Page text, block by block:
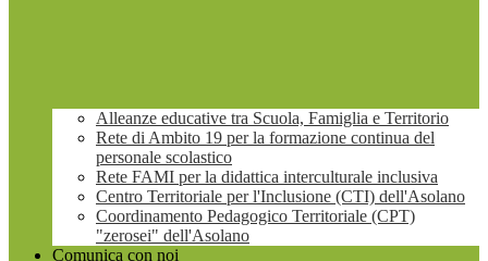
Alleanze educative tra Scuola, Famiglia e Territorio
Rete di Ambito 19 per la formazione continua del
personale scolastico
Rete FAMI per la didattica interculturale inclusiva
Centro Territoriale per l'Inclusione (CTI) dell'Asolano
Coordinamento Pedagogico Territoriale (CPT)
"zerosei" dell'Asolano
Comunica con noi